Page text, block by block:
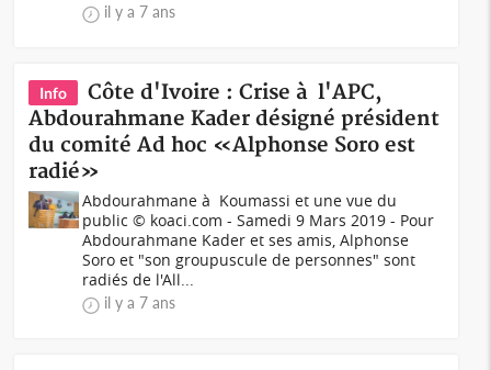
il y a 7 ans
Info
Côte d'Ivoire : Crise à l'APC,
Abdourahmane Kader désigné président
du comité Ad hoc «Alphonse Soro est
radié»
Abdourahmane à Koumassi et une vue du
public © koaci.com - Samedi 9 Mars 2019 - Pour
Abdourahmane Kader et ses amis, Alphonse
Soro et "son groupuscule de personnes" sont
radiés de l'All...
il y a 7 ans